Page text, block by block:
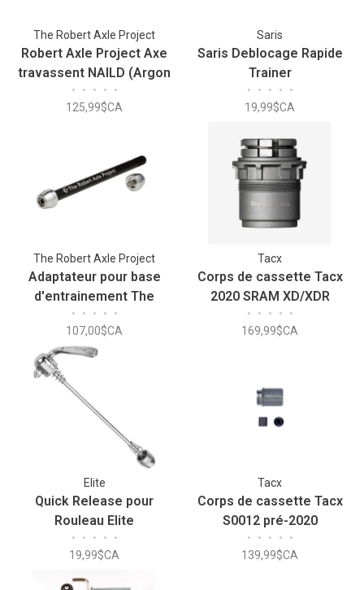
The Robert Axle Project
Robert Axle Project Axe
travassent NAILD (Argon
18/Marin) M12 x 142mm
(TRA217.N)
• • • • •
125,99$CA
Saris
Saris Deblocage Rapide
Trainer
• • • • •
19,99$CA
The Robert Axle Project
Adaptateur pour base
d'entrainement The
Robert Axle Project
• • • • •
107,00$CA
Tacx
Corps de cassette Tacx
2020 SRAM XD/XDR
• • • • •
169,99$CA
Elite
Quick Release pour
Rouleau Elite
• • • • •
19,99$CA
Tacx
Corps de cassette Tacx
S0012 pré-2020
Shimano/Sram
• • • • •
139,99$CA